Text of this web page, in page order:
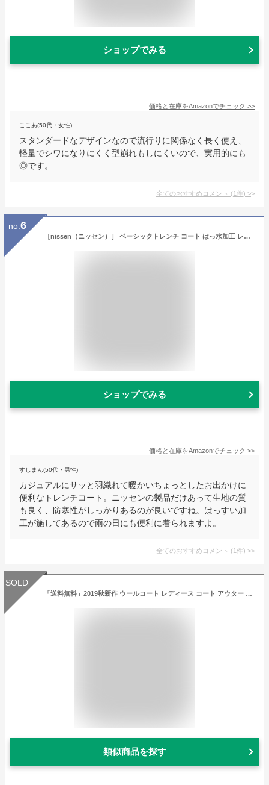
ショップでみる
価格と在庫をAmazonでチェック >>
ここあ(50代・女性)
スタンダードなデザインなので流行りに関係なく長く使え、
軽量でシワになりにくく型崩れもしにくいので、実用的にも
◎です。
全てのおすすめコメント (1件) >
no. 6
［nissen（ニッセン）］ ベーシックトレンチ コート はっ水加工 レディース ベージュ M
ショップでみる
価格と在庫をAmazonでチェック >>
すしまん(50代・男性)
カジュアルにサッと羽織れて暖かいちょっとしたお出かけに
便利なトレンチコート。ニッセンの製品だけあって生地の質
も良く、防寒性がしっかりあるのが良いですね。はっすい加
工が施してあるので雨の日にも便利に着られますよ。
全てのおすすめコメント (1件) >
SOLD
「送料無料」2019秋新作 ウールコート レディース コート アウター 通勤 リクルート ライナー ライナー付き 撥水 3シーズン対応ミドル丈トレンチコート 通勤 ビジネス オフィス OL（t1274）
類似商品を探す